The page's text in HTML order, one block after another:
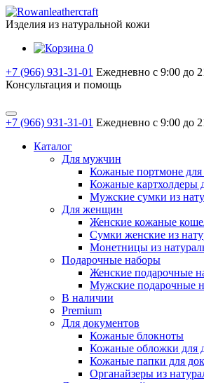
Изделия из натуральной кожи
0
+7 (966) 931-31-01 Ежедневно с 9:00 до
Консультация и помощь
+7 (966) 931-31-01 Ежедневно с 9:00 до
Каталог
Для мужчин
Кожаные портмоне
Кожаные картхолдеры
Мужские сумки из
Для женщин
Женские кожаные
Сумки женские из
Монетницы из
Подарочные наборы
Женские подарочные
Мужские подарочные
В наличии
Premium
Для документов
Кожаные блокноты
Кожаные обложки для
Кожаные папки для
Органайзеры из